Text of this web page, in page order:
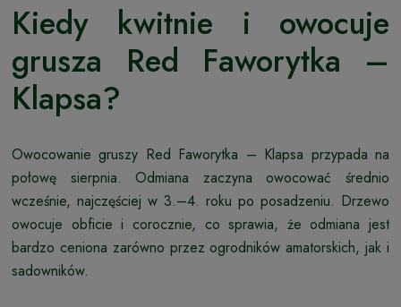
Kiedy kwitnie i owocuje
grusza Red Faworytka –
Klapsa?
Owocowanie gruszy Red Faworytka – Klapsa przypada na
połowę sierpnia. Odmiana zaczyna owocować średnio
wcześnie, najczęściej w 3.–4. roku po posadzeniu. Drzewo
owocuje obficie i corocznie, co sprawia, że odmiana jest
bardzo ceniona zarówno przez ogrodników amatorskich, jak i
sadowników.